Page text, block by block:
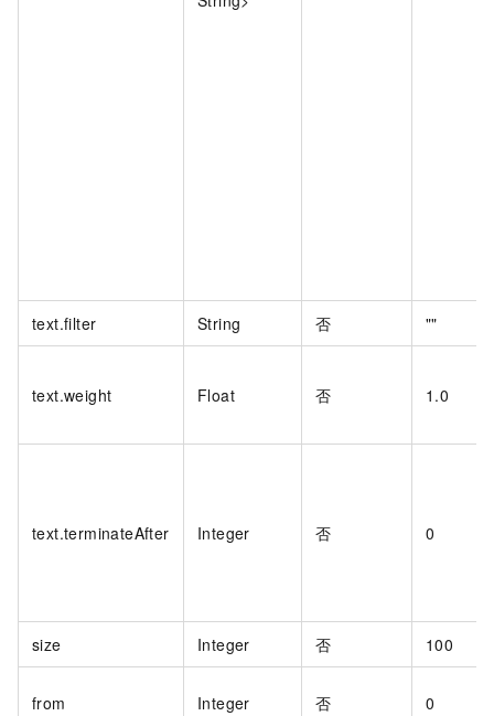
text.filter String 否 ""
text.weight Float 否 1.0
text.terminateAfter Integer 否 0
size Integer 否 100
from Integer 否 0